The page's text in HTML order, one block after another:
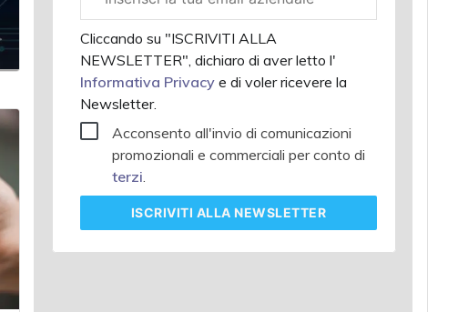
aziendale
Cliccando su "ISCRIVITI ALLA
NEWSLETTER", dichiaro di aver letto l'
Informativa Privacy e di voler ricevere la
Newsletter.
Acconsento all'invio di comunicazioni
promozionali e commerciali per conto di
terzi.
ISCRIVITI ALLA NEWSLETTER